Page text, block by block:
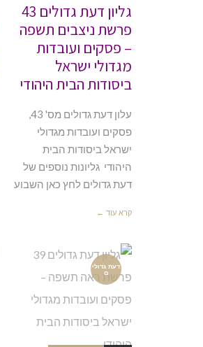
גליון דעת גדולים 43
פרשת ניצבים תשפה
– פסקים ועובדות
מגדולי ישראל
ביסודות הבית היהודי
פסקים ועובדות מגדולי
ישראל ביסודות הבית
היהודי גליונות נוספים של
דעת גדולים לחץ כאן השבוע
קרא עוד ←
דעת גדולי
ם